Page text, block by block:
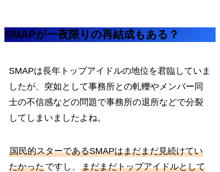
SMAPが一夜限りの再結成もある？
SMAPは長年トップアイドルの地位を君臨していま
したが、突如として事務所との軋轢やメンバー同
士の不信感などの問題で事務所の退所などで分裂
してしまいましたよね。
国民的スターであるSMAPはまだまだ見続けてい
たかったですし、 まだまだトップアイドルとして